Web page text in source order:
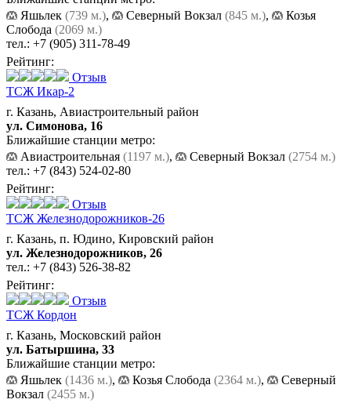
Яшьлек (739 м.), Северный Вокзал (845 м.),
Козья
Слобода (2069 м.)
тел.: +7 (905) 311-78-49
Рейтинг:
Отзыв
ТСЖ Икар-2
г. Казань, Авиастроительный район
ул. Симонова, 16
Ближайшие станции метро:
Авиастроительная (1197 м.), Северный Вокзал (2754 м.)
тел.: +7 (843) 524-02-80
Рейтинг:
Отзыв
ТСЖ Железнодорожников-26
г. Казань, п. Юдино, Кировский район
ул. Железнодорожников, 26
тел.: +7 (843) 526-38-82
Рейтинг:
Отзыв
ТСЖ Кордон
г. Казань, Московский район
ул. Батыршина, 33
Ближайшие станции метро:
Яшьлек (1436 м.), Козья Слобода (2364 м.),
Северный
Вокзал (2455 м.)